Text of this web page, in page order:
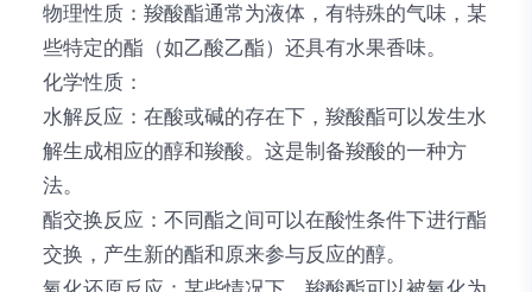
物理性质：羧酸酯通常为液体，有特殊的气味，某
些特定的酯（如乙酸乙酯）还具有水果香味。
化学性质：
水解反应：在酸或碱的存在下，羧酸酯可以发生水
解生成相应的醇和羧酸。这是制备羧酸的一种方
法。
酯交换反应：不同酯之间可以在酸性条件下进行酯
交换，产生新的酯和原来参与反应的醇。